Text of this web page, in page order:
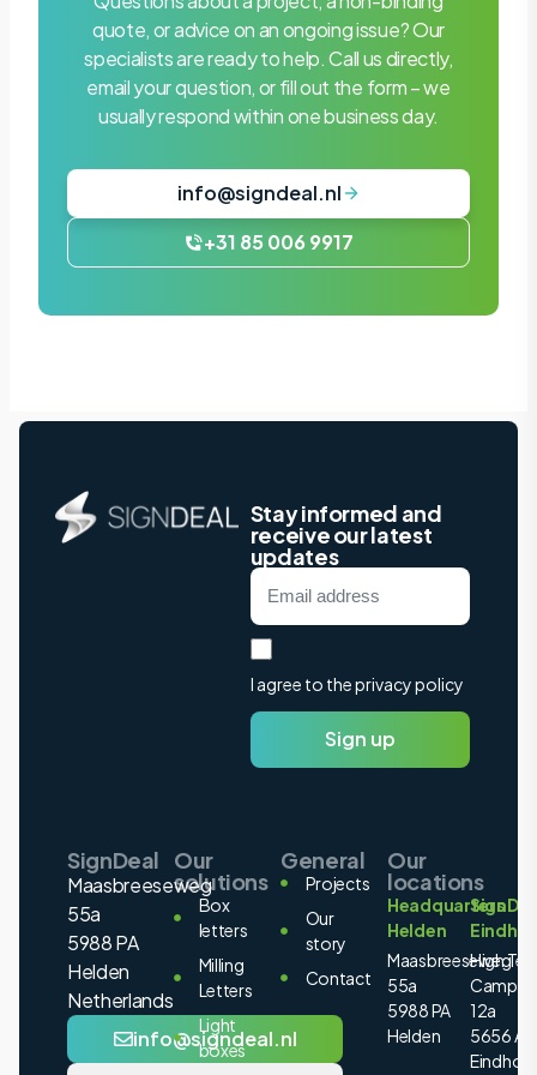
quote, or advice on an ongoing issue? Our
specialists are ready to help. Call us directly,
email your question, or fill out the form – we
usually respond within one business day.
info@signdeal.nl
+31 85 006 9917
Stay informed and
receive our latest
updates
I agree to the privacy policy
Sign up
SignDeal
Maasbreeseweg
55a
5988 PA
Helden
Netherlands
info@signdeal.nl
Our
solutions
Box
letters
Milling
Letters
Light
boxes
General
Projects
Our
story
Contact
Our
locations
Headquarters
Helden
Maasbreeseweg
55a
5988 PA
Helden
High
Campus
12a
5656 AE